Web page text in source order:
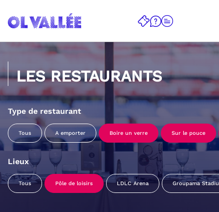
LES RESTAURANTS
Type de restaurant
Tous A emporter Boire un verre Sur le pouce
Lieux
Tous Pôle de loisirs LDLC Arena Groupama